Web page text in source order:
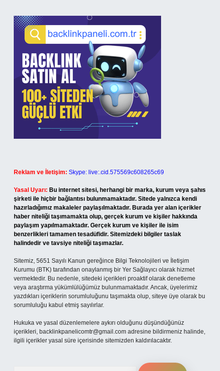
Reklam ve İletişim: Skype: live:.cid.575569c608265c69
Yasal Uyarı: Bu internet sitesi, herhangi bir marka, kurum veya şahıs
şirketi ile hiçbir bağlantısı bulunmamaktadır. Sitede yalnızca kendi
hazırladığımız makaleler paylaşılmaktadır. Burada yer alan içerikler
haber niteliği taşımamakta olup, gerçek kurum ve kişiler hakkında
paylaşım yapılmamaktadır. Gerçek kurum ve kişiler ile isim
benzerlikleri tamamen tesadüfidir. Sitemizdeki bilgiler taslak
halindedir ve tavsiye niteliği taşımazlar.
Sitemiz, 5651 Sayılı Kanun gereğince Bilgi Teknolojileri ve İletişim
Kurumu (BTK) tarafından onaylanmış bir Yer Sağlayıcı olarak hizmet
vermektedir. Bu nedenle, sitedeki içerikleri proaktif olarak denetleme
veya araştırma yükümlülüğümüz bulunmamaktadır. Ancak, üyelerimiz
yazdıkları içeriklerin sorumluluğunu taşımakta olup, siteye üye olarak bu
sorumluluğu kabul etmiş sayılırlar.
Hukuka ve yasal düzenlemelere aykırı olduğunu düşündüğünüz
içerikleri, backlinkpanelicomtr@gmail.com adresine bildirmeniz halinde,
ilgili içerikler yasal süre içerisinde sitemizden kaldırılacaktır.